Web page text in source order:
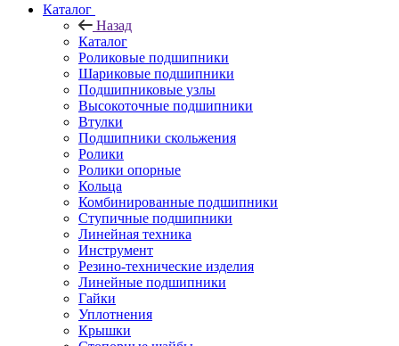
Каталог
Назад
Каталог
Роликовые подшипники
Шариковые подшипники
Подшипниковые узлы
Высокоточные подшипники
Втулки
Подшипники скольжения
Ролики
Ролики опорные
Кольца
Комбинированные подшипники
Ступичные подшипники
Линейная техника
Инструмент
Резино-технические изделия
Линейные подшипники
Гайки
Уплотнения
Крышки